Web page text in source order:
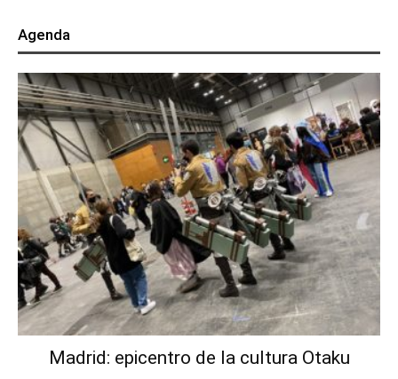
Agenda
Madrid: epicentro de la cultura Otaku